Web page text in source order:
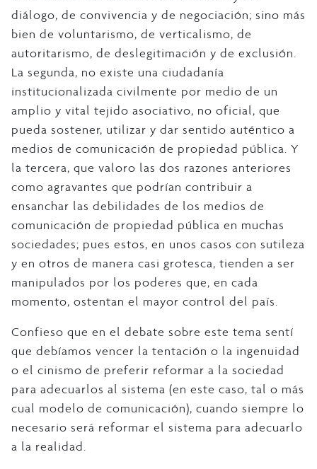
diálogo, de convivencia y de negociación; sino más
bien de voluntarismo, de verticalismo, de
autoritarismo, de deslegitimación y de exclusión.
La segunda, no existe una ciudadanía
institucionalizada civilmente por medio de un
amplio y vital tejido asociativo, no oficial, que
pueda sostener, utilizar y dar sentido auténtico a
medios de comunicación de propiedad pública. Y
la tercera, que valoro las dos razones anteriores
como agravantes que podrían contribuir a
ensanchar las debilidades de los medios de
comunicación de propiedad pública en muchas
sociedades; pues estos, en unos casos con sutileza
y en otros de manera casi grotesca, tienden a ser
manipulados por los poderes que, en cada
momento, ostentan el mayor control del país.
Confieso que en el debate sobre este tema sentí
que debíamos vencer la tentación o la ingenuidad
o el cinismo de preferir reformar a la sociedad
para adecuarlos al sistema (en este caso, tal o más
cual modelo de comunicación), cuando siempre lo
necesario será reformar el sistema para adecuarlo
a la realidad.